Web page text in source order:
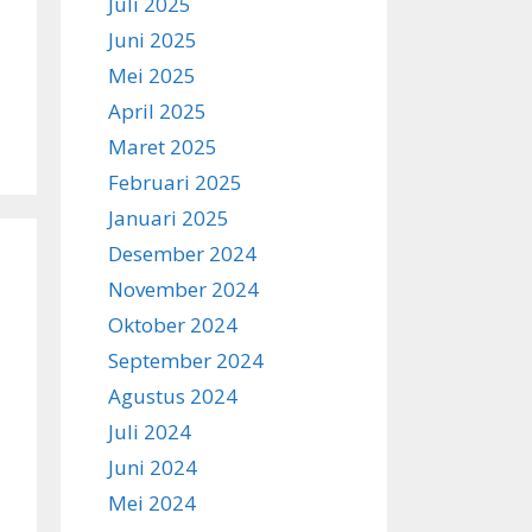
Juni 2025
Mei 2025
April 2025
Maret 2025
Februari 2025
Januari 2025
Desember 2024
November 2024
Oktober 2024
September 2024
Agustus 2024
Juli 2024
Juni 2024
Mei 2024